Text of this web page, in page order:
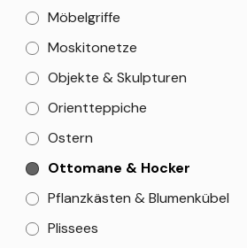
Möbelgriffe
Moskitonetze
Objekte & Skulpturen
Orientteppiche
Ostern
Ottomane & Hocker
Pflanzkästen & Blumenkübel
Plissees